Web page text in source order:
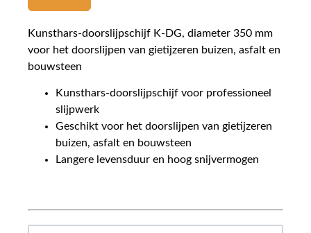
Kunsthars-doorslijpschijf K-DG, diameter 350 mm
voor het doorslijpen van gietijzeren buizen, asfalt en
bouwsteen
Kunsthars-doorslijpschijf voor professioneel
slijpwerk
Geschikt voor het doorslijpen van gietijzeren
buizen, asfalt en bouwsteen
Langere levensduur en hoog snijvermogen